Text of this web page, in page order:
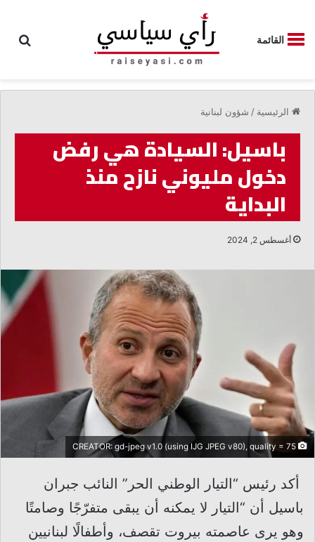
القائمة
الرئيسية / شؤون لبنانية
باسيل: السيادة هي رفض
دخول مليوني نازح منذ
البداية
أغسطس 2, 2024
أكد رئيس “التيار الوطني الحر” النائب جبران
باسيل أن “التيار لا يمكنه أن يبقى متفرّجًا وصامتًا
وهو يرى عاصمته بيروت تقصف، وأطفالًا لبنانيين